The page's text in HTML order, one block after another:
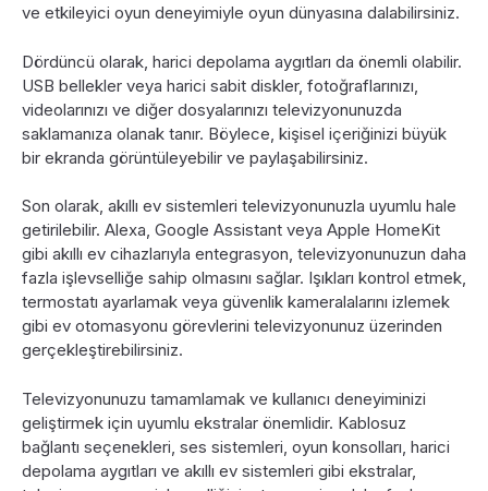
ve etkileyici oyun deneyimiyle oyun dünyasına dalabilirsiniz.
Dördüncü olarak, harici depolama aygıtları da önemli olabilir.
USB bellekler veya harici sabit diskler, fotoğraflarınızı,
videolarınızı ve diğer dosyalarınızı televizyonunuzda
saklamanıza olanak tanır. Böylece, kişisel içeriğinizi büyük
bir ekranda görüntüleyebilir ve paylaşabilirsiniz.
Son olarak, akıllı ev sistemleri televizyonunuzla uyumlu hale
getirilebilir. Alexa, Google Assistant veya Apple HomeKit
gibi akıllı ev cihazlarıyla entegrasyon, televizyonunuzun daha
fazla işlevselliğe sahip olmasını sağlar. Işıkları kontrol etmek,
termostatı ayarlamak veya güvenlik kameralalarını izlemek
gibi ev otomasyonu görevlerini televizyonunuz üzerinden
gerçekleştirebilirsiniz.
Televizyonunuzu tamamlamak ve kullanıcı deneyiminizi
geliştirmek için uyumlu ekstralar önemlidir. Kablosuz
bağlantı seçenekleri, ses sistemleri, oyun konsolları, harici
depolama aygıtları ve akıllı ev sistemleri gibi ekstralar,